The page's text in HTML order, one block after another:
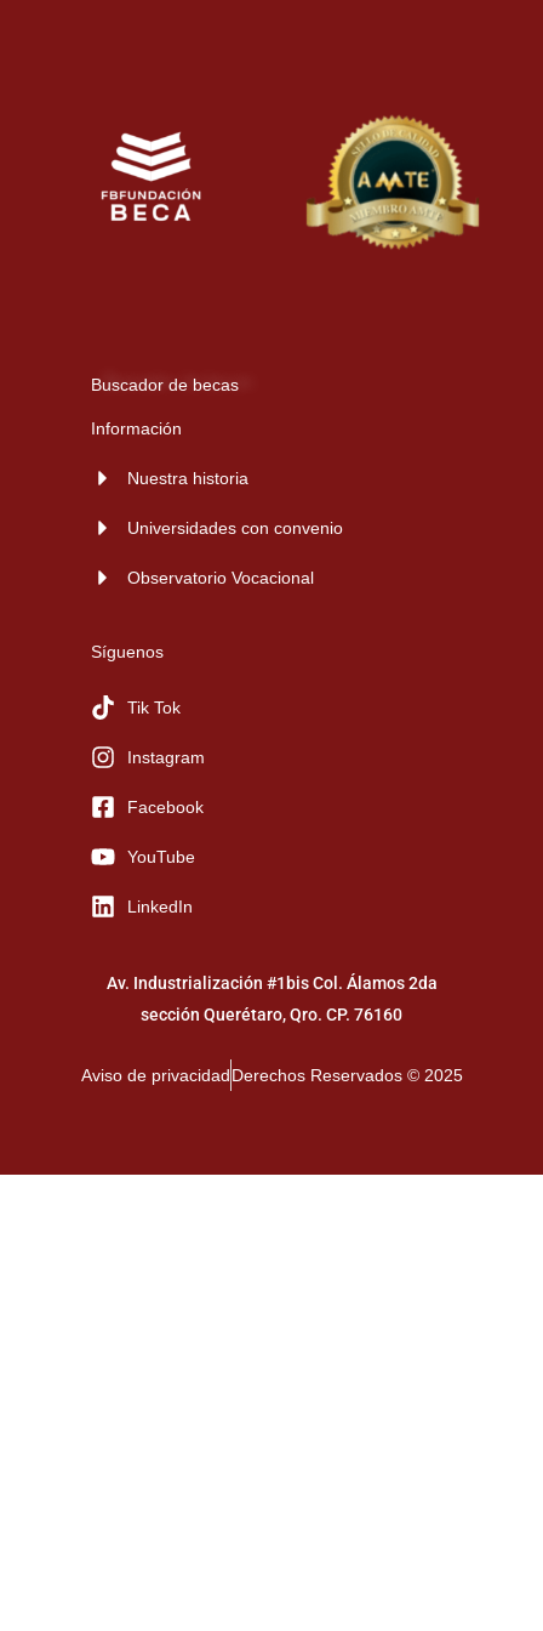
Buscador de becas
Información
Nuestra historia
Universidades con convenio
Observatorio Vocacional
Síguenos
Tik Tok
Instagram
Facebook
YouTube
LinkedIn
Av. Industrialización #1bis Col. Álamos 2da
sección Querétaro, Qro. CP. 76160
Aviso de privacidadDerechos Reservados © 2025